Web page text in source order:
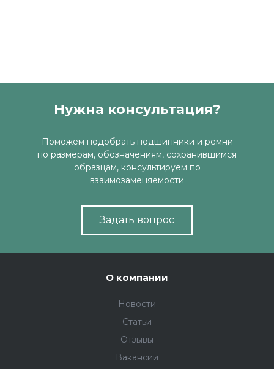
Нужна консультация?
Поможем подобрать подшипники и ремни
по размерам, обозначениям, сохранившимся
образцам, консультируем по
взаимозаменяемости
Задать вопрос
О компании
Новости
Статьи
Отзывы
Вакансии